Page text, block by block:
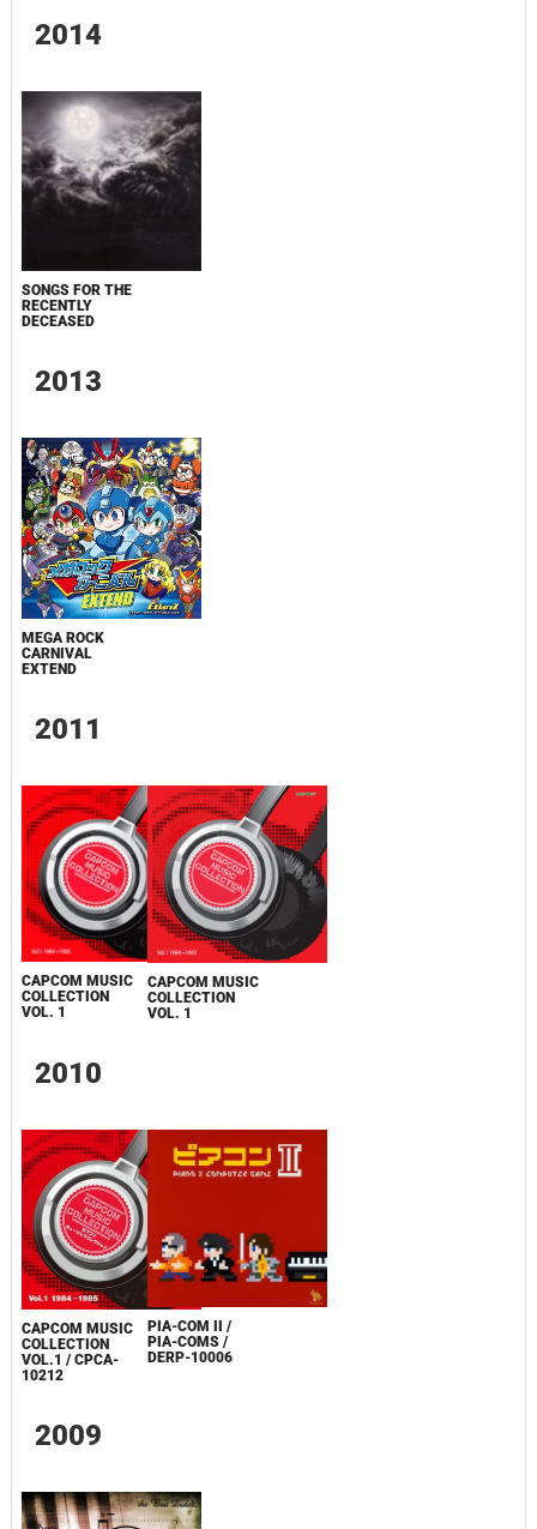
2014
SONGS FOR THE
RECENTLY
DECEASED
2013
MEGA ROCK
CARNIVAL
EXTEND
2011
CAPCOM MUSIC
COLLECTION
VOL. 1
CAPCOM MUSIC
COLLECTION
VOL. 1
2010
CAPCOM MUSIC
COLLECTION
VOL.1 / CPCA-
10212
PIA-COM II /
PIA-COMS /
DERP-10006
2009